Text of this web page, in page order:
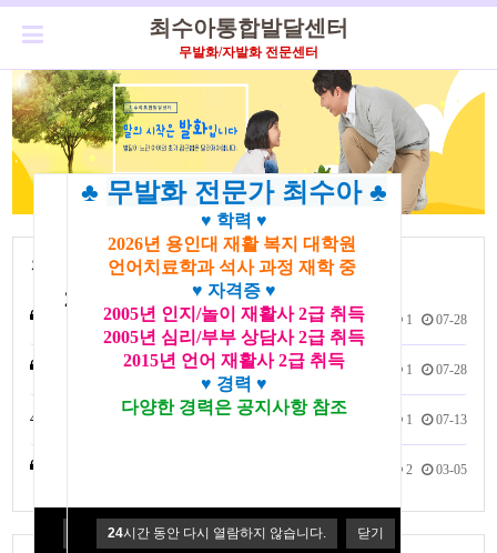
♧2026년 무료 컨설팅 진행♧
2026.3.1일~2026.12.31일까지
컨설팅 문의 전화
031-267-3294
010-9459-3294
시간 동안 다시 열람하지 않습니다. 닫기
♣ 무발화 전문가 최수아 ♣
♥ 학력 ♥
2026년 용인대 재활 복지 대학원
언어치료학과 석사 과정 재학 중
♥ 자격증 ♥
2005년 인지/놀이 재활사 2급 취득
2005년 심리/부부 상담사 2급 취득
2015년 언어 재활사 2급 취득
♥ 경력 ♥
다양한 경력은 공지사항 참조
24시간 동안 다시 열람하지 않습니다. 닫기
최수아통합발달센터
무발화/자발화 전문센터
질문과 답변
1회 비용은 어떻게될까요? 1 07-28
32개월 여아 무발아 상담요청 1 07-28
49개월 무발화 상담요청 1 07-13
2 03-05